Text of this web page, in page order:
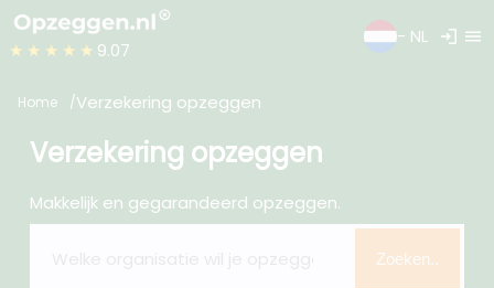
★★★★★ 9.07
- NL login menu
Home Verzekering opzeggen
Verzekering opzeggen
Makkelijk en gegarandeerd opzeggen.
Zoeken..